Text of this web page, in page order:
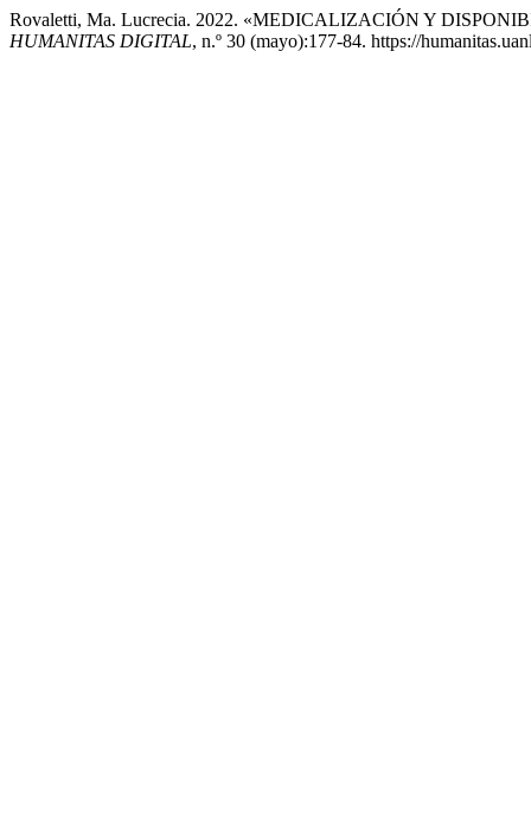
Rovaletti, Ma. Lucrecia. 2022. «MEDICALIZACIÓN Y
HUMANITAS DIGITAL, n.º 30 (mayo):177-84. https://